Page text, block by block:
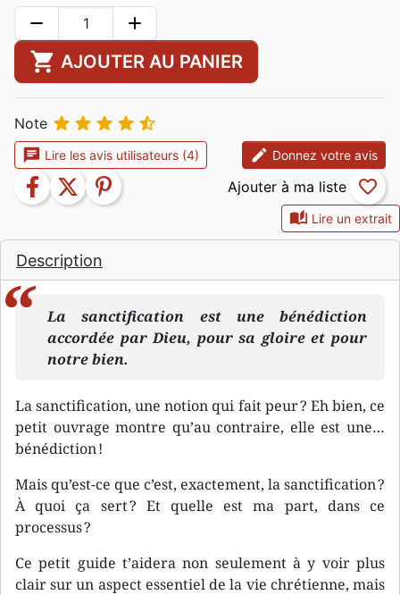
auto_stories Lire un extrait
Description
La sanctification est une bénédiction
accordée par Dieu, pour sa gloire et pour
notre bien.
La sanctification, une notion qui fait peur ? Eh bien, ce
petit ouvrage montre qu’au contraire, elle est une…
bénédiction !
Mais qu’est-ce que c’est, exactement, la sanctification ?
À quoi ça sert ? Et quelle est ma part, dans ce
processus ?
Ce petit guide t’aidera non seulement à y voir plus
clair sur un aspect essentiel de la vie chrétienne, mais
remove add
shopping_cart AJOUTER AU PANIER
Note     
chat Lire les avis utilisateurs (4) edit Donnez votre avis
facebook twitter pinterest favorite_border